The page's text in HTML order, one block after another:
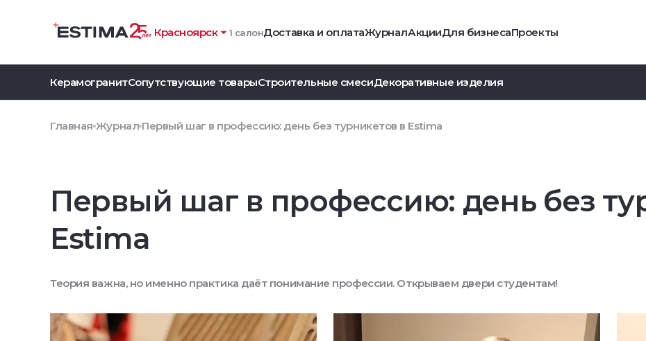
Красноярск 1 салонДоставка и оплатаЖурналАкцииДля бизнесаПроекты
КерамогранитСопутствующие товарыСтроительные смесиДекоративные изделия
Главная Журнал Первый шаг в профессию: день без турникетов в Estima
Первый шаг в профессию: день без
Estima
Теория важна, но именно практика даёт понимание профессии. Открываем двери студентам!